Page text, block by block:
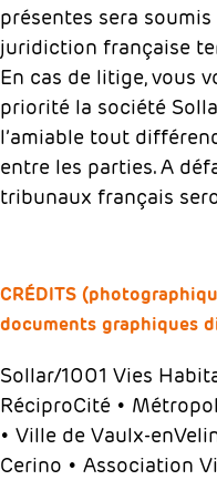
présentes sera
juridiction française
En cas de litige, vous
priorité la société
l’amiable tout
entre les parties. A
tribunaux français
CRÉDITS
documents graphiques
Sollar/1001 Vies
RéciproCité •
• Ville de Vaulx-
Cerino • Association